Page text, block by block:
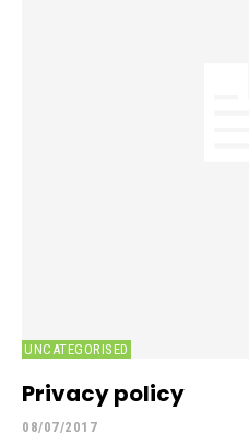
UNCATEGORISED
Privacy policy
08/07/2017